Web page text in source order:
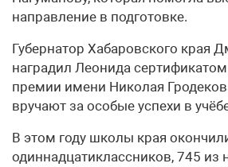
направление в подготовке.
Губернатор Хабаровского края
наградил Леонида
премии имени Николая
вручают за особые успехи в
В этом году школы края
одиннадцатиклассников, 745 из